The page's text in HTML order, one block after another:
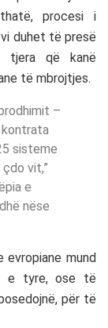
procesi i
duhet të presë
tjera që kanë
të mbrojtjes.
–
kontrata
sisteme
vit,”
e
nëse
evropiane mund
e tyre, ose të
për të